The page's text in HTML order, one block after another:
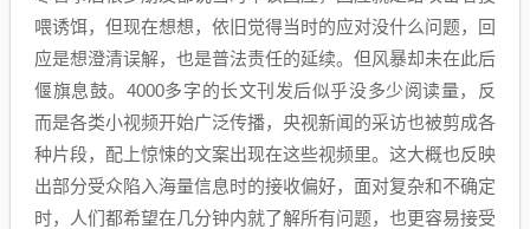
喂诱饵，但现在想想，依旧觉得当时的应对没什么问题，回
应是想澄清误解，也是普法责任的延续。但风暴却未在此后
偃旗息鼓。4000多字的长文刊发后似乎没多少阅读量，反
而是各类小视频开始广泛传播，央视新闻的采访也被剪成各
种片段，配上惊悚的文案出现在这些视频里。这大概也反映
出部分受众陷入海量信息时的接收偏好，面对复杂和不确定
时，人们都希望在几分钟内就了解所有问题，也更容易接受